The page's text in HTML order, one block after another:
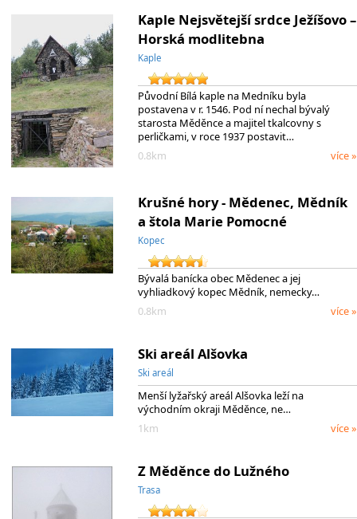
Kaple Nejsvětejší srdce Ježíšovo –
Horská modlitebna
Kaple
Původní Bílá kaple na Medníku byla
postavena v r. 1546. Pod ní nechal bývalý
starosta Měděnce a majitel tkalcovny s
perličkami, v roce 1937 postavit…
0.8km
více »
Krušné hory - Mědenec, Mědník
a štola Marie Pomocné
Kopec
Bývalá banícka obec Mědenec a jej
vyhliadkový kopec Mědník, nemecky…
0.8km
více »
Ski areál Alšovka
Ski areál
Menší lyžařský areál Alšovka leží na
východním okraji Měděnce, ne…
1km
více »
Z Měděnce do Lužného
Trasa